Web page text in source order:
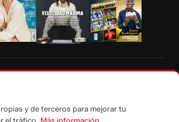
titular, de todos los contenidos de Vistazo.com.
y de terceros para mejorar tu